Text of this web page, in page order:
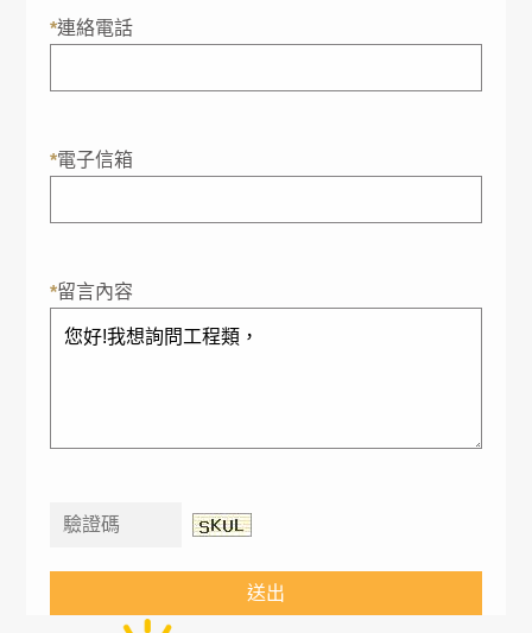
*連絡電話
*電子信箱
*留言內容
送出